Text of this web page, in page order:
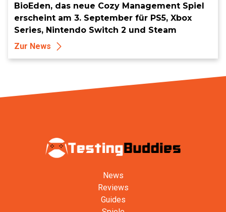
BioEden, das neue Cozy Management Spiel
erscheint am 3. September für PS5, Xbox
Series, Nintendo Switch 2 und Steam
Zur News
News
Reviews
Guides